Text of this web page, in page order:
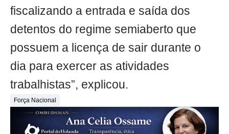
fiscalizando a entrada e saída dos
detentos do regime semiaberto que
possuem a licença de sair durante o
dia para exercer as atividades
trabalhistas”, explicou.
Força Nacional